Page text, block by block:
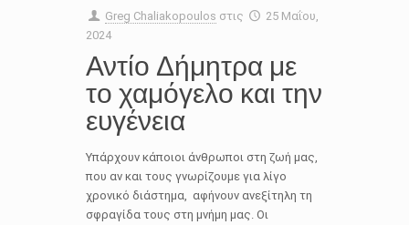
Greg Chaliakopoulos στις
25 Μαΐου,
2024
Αντίο Δήμητρα με
το χαμόγελο και την
ευγένεια
Υπάρχουν κάποιοι άνθρωποι στη ζωή μας,
που αν και τους γνωρίζουμε για λίγο
χρονικό διάστημα, αφήνουν ανεξίτηλη τη
σφραγίδα τους στη μνήμη μας. Οι